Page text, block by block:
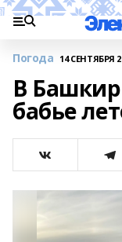
Погода 14 СЕНТЯБРЯ
В
бабье